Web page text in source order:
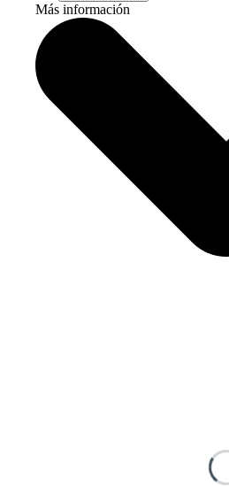
Más información